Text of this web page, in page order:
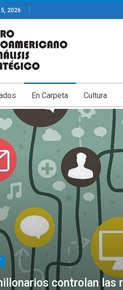
5, 2026
En Carpeta Cultura
controlan las